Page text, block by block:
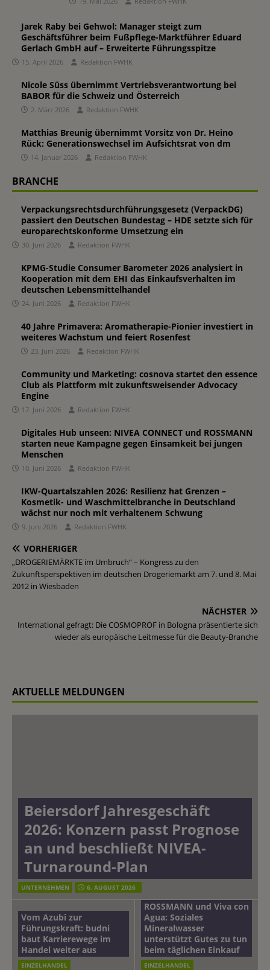
Jarek Raby bei Gehwol: Manager steigt zum
Geschäftsführer beim Fußpflege-Marktführer Eduard
Gerlach GmbH auf – Erweiterte Führungsspitze
15. April 2026 Redaktion FWHK
Nicole Süss übernimmt Vertriebsverantwortung bei
BABOR für die Schweiz und Österreich
2. März 2026 Redaktion FWHK
Matthias Breunig übernimmt Vorsitz von Dr. Heino
Rück: Generationswechsel im Aufsichtsrat von dm
14. Januar 2026 Redaktion FWHK
BRANCHE
Verpackungsrechtsdurchführungsgesetz (VerpackDG)
passiert den Deutschen Bundestag – HDE setzte sich für
europarechtskonforme Umsetzung ein
30. Juni 2026 Redaktion FWHK
KPMG-Studie Consumer Barometer 2026 analysiert in
Kooperation mit dem EHI das Einkaufsverhalten im
deutschen Lebensmittelhandel
24. Juni 2026 Redaktion FWHK
40 Jahre Primavera: Aromatherapie-Pionier investiert in
weiteres Wachstum und feiert Rosenfest
23. Juni 2026 Redaktion FWHK
Community und Marketing: cosnova startet den essence
Club als Plattform mit zukunftsweisender Advocacy
Engine
17. Juni 2026 Redaktion FWHK
Digitales Hub unseen: NIVEA CONNECT und ROSSMANN
starten neue Kampagne gegen Einsamkeit bei jungen
Menschen
10. Juni 2026 Redaktion FWHK
IKW-Quartalszahlen 2026: Resilienz hat Grenzen –
Kosmetik- und Waschmittelbranche in Deutschland
wächst nur noch mit verhaltenem Schwung
9. Juni 2026 Redaktion FWHK
VORHERIGER
„DROGERIEMÄRKTE im Umbruch“ – Kongress zu den
Zukunftsperspektiven im deutschen Drogeriemarkt am 7. und 8. Mai
2012 in Wiesbaden
NÄCHSTER
International gefragt: Die COSMOPROF in Bologna präsentierte sich
wieder als europäische Leitmesse für die Beauty-Branche
AKTUELLE MELDUNGEN
Beiersdorf Jahresgeschäft
2026: Konzern passt Prognose
an und beschließt NIVEA-
Turnaround-Plan
UNTERNEHMEN 6. AUGUST 2026
Vom Azubi zur
Führungskraft: budni
baut Karrierewege im
Handel weiter aus
EINZELHANDEL
ROSSMANN und Viva con
Agua: Soziales
Mineralwasser
unterstützt Gutes zu tun
beim täglichen Einkauf
EINZELHANDEL